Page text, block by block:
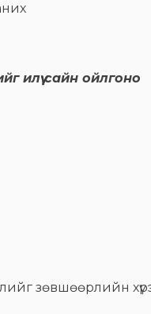
илүү сайн ойлгоно
зөвшөөрлийн